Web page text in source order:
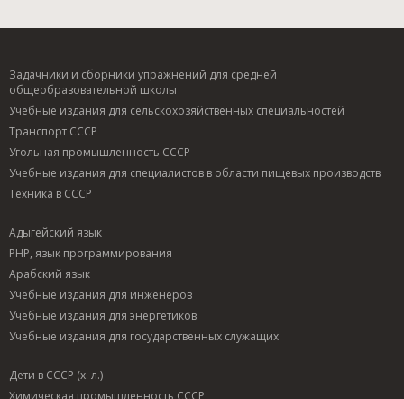
Задачники и сборники упражнений для средней
общеобразовательной школы
Учебные издания для сельскохозяйственных специальностей
Транспорт СССР
Угольная промышленность СССР
Учебные издания для специалистов в области пищевых производств
Техника в СССР
Адыгейский язык
PHP, язык программирования
Арабский язык
Учебные издания для инженеров
Учебные издания для энергетиков
Учебные издания для государственных служащих
Дети в СССР (х. л.)
Химическая промышленность СССР